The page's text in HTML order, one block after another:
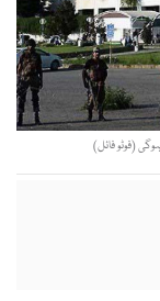
(فوٹو فائل)